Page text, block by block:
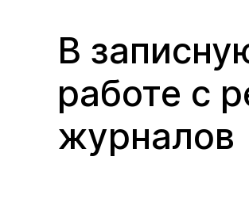
В
работе с
журналов